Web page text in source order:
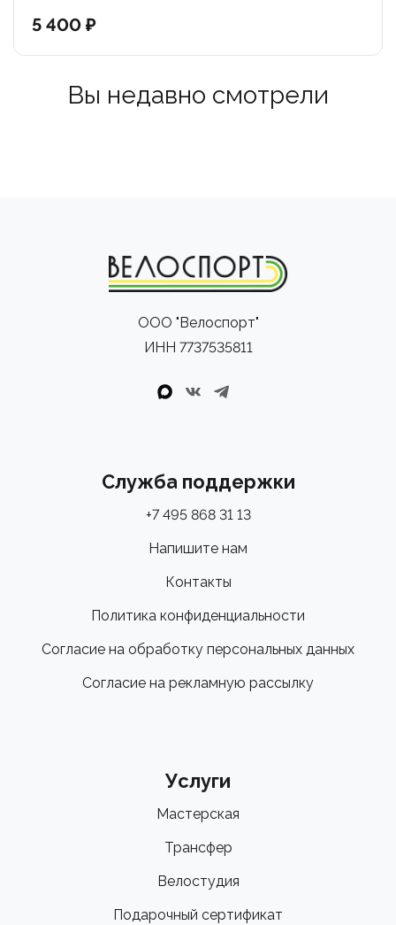
5 400 ₽
Вы недавно смотрели
ООО "Велоспорт"
ИНН 7737535811
Служба поддержки
+7 495 868 31 13
Напишите нам
Контакты
Политика конфиденциальности
Согласие на обработку персональных данных
Согласие на рекламную рассылку
Услуги
Мастерская
Трансфер
Велостудия
Подарочный сертификат